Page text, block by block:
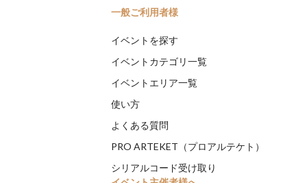
一般ご利用者様
イベントを探す
イベントカテゴリ一覧
イベントエリア一覧
使い方
よくある質問
PRO ARTEKET（プロアルテケト）
シリアルコード受け取り